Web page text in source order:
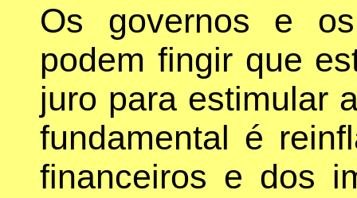
Os governos e
podem fingir que
juro para estimular
fundamental é
financeiros e dos